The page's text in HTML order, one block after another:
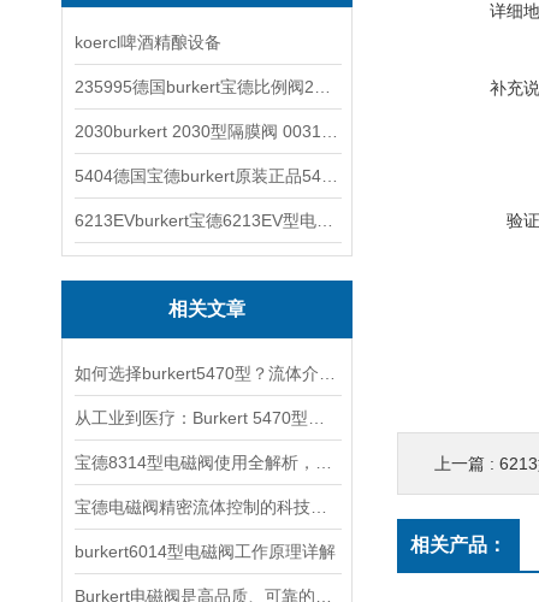
koercl啤酒精酿设备
相关文章
burkert6014型电磁阀工作原理详解
详细
补充
验
上一篇 :
相关产品：